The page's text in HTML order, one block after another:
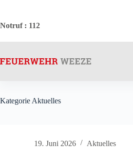
springen
Notruf: 112
Kategorie Aktuelles
19. Juni 2026 Aktuelles